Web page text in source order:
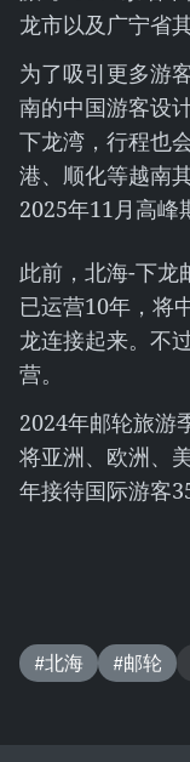
龙市以及广宁省
为了吸引更多游
南的中国游客设
下龙湾，行程也
港、顺化等越南
2025年11月高峰
此前，北海-下龙
已运营10年，将
龙连接起来。不
营。
2024年邮轮旅游
将亚洲、欧洲、
年接待国际游客
#北海 #邮轮